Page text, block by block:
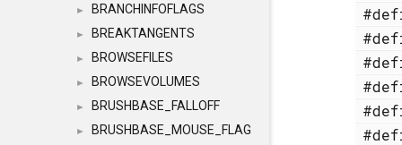
► BRANCHINFOFLAGS
► BREAKTANGENTS
► BROWSEFILES
► BROWSEVOLUMES
► BRUSHBASE_FALLOFF
► BRUSHBASE_MOUSE_FLAG